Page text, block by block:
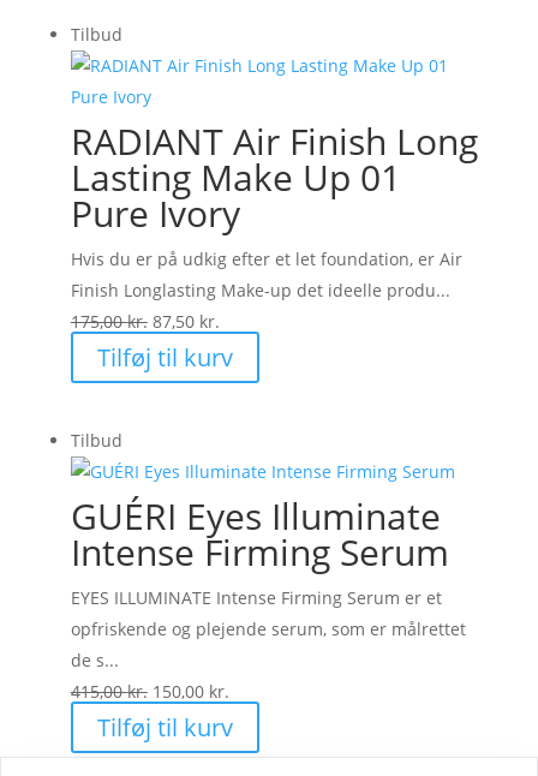
Tilbud
RADIANT Air Finish Long
Lasting Make Up 01
Pure Ivory
Hvis du er på udkig efter et let foundation, er Air
Finish Longlasting Make-up det ideelle produ...
175,00kr. Den
oprindelige
pris
87,50 kr.
aktuelle
pris
Tilføj til kurv
Tilbud
GUÉRI Eyes Illuminate
Intense Firming Serum
EYES ILLUMINATE Intense Firming Serum er et
opfriskende og plejende serum, som er målrettet
de s...
415,00kr. Den
oprindelige
pris
150,00 kr.Den
aktuelle
pris
Tilføj til kurv